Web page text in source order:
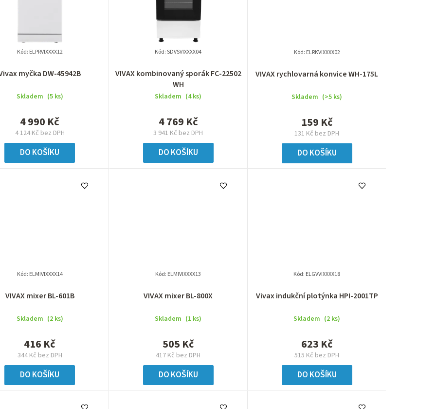
o
ů
myčka DW-45942B
Skladem (5 ks)
4 124 Kč bez DPH
4 990 Kč
DO KOŠÍKU
Kód: ELPRVIXXXX12
VIVAX kombinovaný sporák FC-22502
WH
Skladem (4 ks)
3 941 Kč bez DPH
4 769 Kč
DO KOŠÍKU
Kód:SDVSVIXXXX04
VIVAX rychlovarná konvice WH-175L
Skladem (>5 ks)
131 Kč bez DPH
159 Kč
DO KOŠÍKU
Kód: ELRKVIXXXX02
VIVAX mixer BL-601B
Skladem (2 ks)
344 Kč bez DPH
416 Kč
DO KOŠÍKU
Kód: ELMIVIXXXX14
VIVAX mixer BL-800X
Skladem (1 ks)
417 Kč bez DPH
505 Kč
DO KOŠÍKU
Kód: ELMIVIXXXX13
Vivax indukční plotýnka HPI-2001TP
Skladem (2 ks)
515 Kč bez DPH
623 Kč
DO KOŠÍKU
Kód: ELGVVIXXXX18